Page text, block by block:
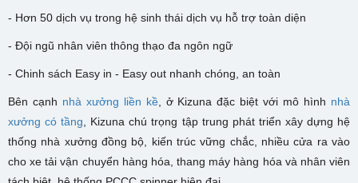
- Hơn 50 dịch vụ trong hệ sinh thái dịch vụ hỗ trợ toàn diện
- Đội ngũ nhân viên thông thạo đa ngôn ngữ
- Chinh sách Easy in - Easy out nhanh chóng, an toàn
Bên cạnh nhà xưởng liền kề, ở Kizuna đặc biệt với mô hình nhà
xưởng có tầng , Kizuna chú trọng tập trung phát triển xây dựng hệ
thống nhà xưởng đồng bộ, kiến trúc vững chắc, nhiều cửa ra vào
cho xe tải vận chuyển hàng hóa, thang máy hàng hóa và nhân viên